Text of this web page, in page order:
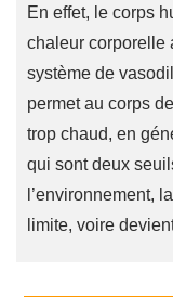
En effet, le corps
chaleur corporelle
système de
permet au corps
trop chaud, en
qui sont deux
l’environnement,
limite, voire